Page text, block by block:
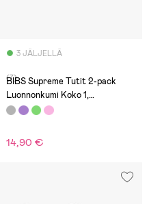
3 JÄLJELLÄ
(7)
BIBS Supreme Tutit 2-pack
Luonnonkumi Koko 1,
Vanilla/Dark Oak
14,90 €